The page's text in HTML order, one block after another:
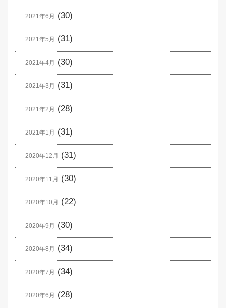
2021年6月 (30)
2021年5月 (31)
2021年4月 (30)
2021年3月 (31)
2021年2月 (28)
2021年1月 (31)
2020年12月 (31)
2020年11月 (30)
2020年10月 (22)
2020年9月 (30)
2020年8月 (34)
2020年7月 (34)
2020年6月 (28)